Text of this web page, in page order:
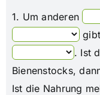
1. Um anderen
. Ist
Bienenstocks,
Ist die Nahrung